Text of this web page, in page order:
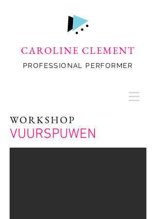
CAROLINE CLEMENT
PROFESSIONAL PERFORMER
WORKSHOP
VUURSPUWEN